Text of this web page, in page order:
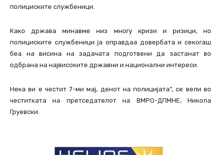
полициските службеници.
Како држава минавме низ многу кризи и ризици, но
полициските службеници ја оправдаа довербата и секогаш
беа на висина на задачата подготвени да застанат во
одбрана на највисоките државни и национални интереси.
Нека ви е честит 7-ми мај, денот на полицијата“, се вели во
честитката на претседателот на ВМРО-ДПМНЕ, Никола
Груевски.